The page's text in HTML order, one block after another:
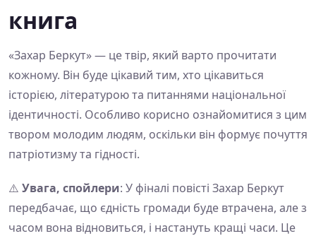
книга
«Захар Беркут» — це твір, який варто прочитати
кожному. Він буде цікавий тим, хто цікавиться
історією, літературою та питаннями національної
ідентичності. Особливо корисно ознайомитися з цим
твором молодим людям, оскільки він формує почуття
патріотизму та гідності.
⚠️ Увага, спойлери: У фіналі повісті Захар Беркут
передбачає, що єдність громади буде втрачена, але з
часом вона відновиться, і настануть кращі часи. Це